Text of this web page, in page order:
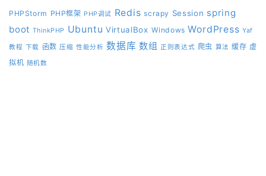
PHPStorm PHP框架 PHP调试 Redis scrapy Session spring
boot ThinkPHP Ubuntu VirtualBox Windows WordPress Yaf
教程 下载 函数 压缩 性能分析 数据库 数组 正则表达式 爬虫 算法 缓存 虚
拟机 随机数